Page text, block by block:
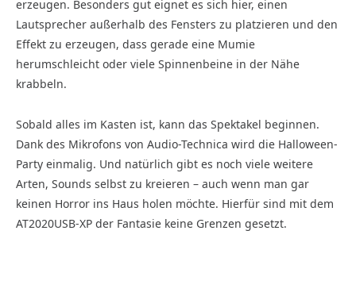
erzeugen. Besonders gut eignet es sich hier, einen
Lautsprecher außerhalb des Fensters zu platzieren und den
Effekt zu erzeugen, dass gerade eine Mumie
herumschleicht oder viele Spinnenbeine in der Nähe
krabbeln.
Sobald alles im Kasten ist, kann das Spektakel beginnen.
Dank des Mikrofons von Audio-Technica wird die Halloween-
Party einmalig. Und natürlich gibt es noch viele weitere
Arten, Sounds selbst zu kreieren – auch wenn man gar
keinen Horror ins Haus holen möchte. Hierfür sind mit dem
AT2020USB-XP der Fantasie keine Grenzen gesetzt.